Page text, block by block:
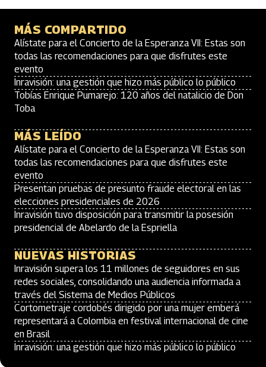
MÁS COMPARTIDO
Alístate para el Concierto de la Esperanza VII: Estas son
todas las recomendaciones para que disfrutes este
evento
Inravisión: una gestión que hizo más público lo público
Tobías Enrique Pumarejo: 120 años del natalicio de Don
Toba
MÁS LEÍDO
Alístate para el Concierto de la Esperanza VII: Estas son
todas las recomendaciones para que disfrutes este
evento
Presentan pruebas de presunto fraude electoral en las
elecciones presidenciales de 2026
Inravisión tuvo disposición para transmitir la posesión
presidencial de Abelardo de la Espriella
NUEVAS HISTORIAS
Inravisión supera los 11 millones de seguidores en sus
redes sociales, consolidando una audiencia informada a
través del Sistema de Medios Públicos
Cortometraje cordobés dirigido por una mujer emberá
representará a Colombia en festival internacional de cine
en Brasil
Inravisión: una gestión que hizo más público lo público